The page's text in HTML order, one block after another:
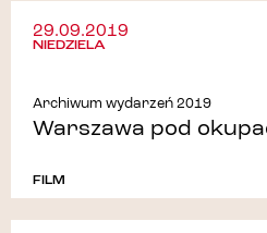
29.09.2019
NIEDZIELA
Archiwum wydarzeń 2019
Warszawa pod
FILM